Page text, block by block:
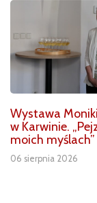
Wystawa
w Karwinie.
moich myślach”
06 sierpnia 2026